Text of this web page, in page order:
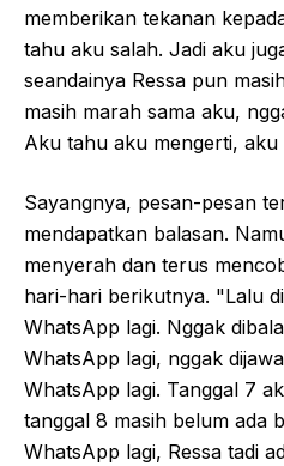
memberikan tekanan
tahu aku salah. Jadi aku
seandainya Ressa pun
masih marah sama aku,
Aku tahu aku mengerti, aku
Sayangnya, pesan-pesan
mendapatkan balasan.
menyerah dan terus
hari-hari berikutnya. "Lalu
WhatsApp lagi. Nggak
WhatsApp lagi, nggak
WhatsApp lagi. Tanggal 7
tanggal 8 masih belum ada
WhatsApp lagi, Ressa tadi